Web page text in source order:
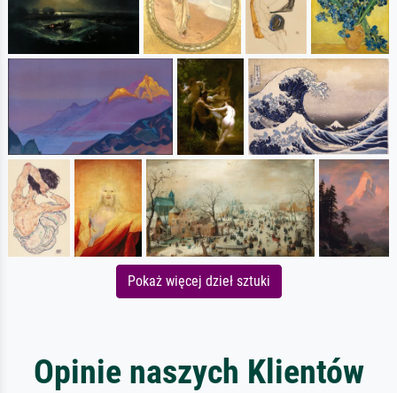
Pokaż więcej dzieł sztuki
Opinie naszych Klientów